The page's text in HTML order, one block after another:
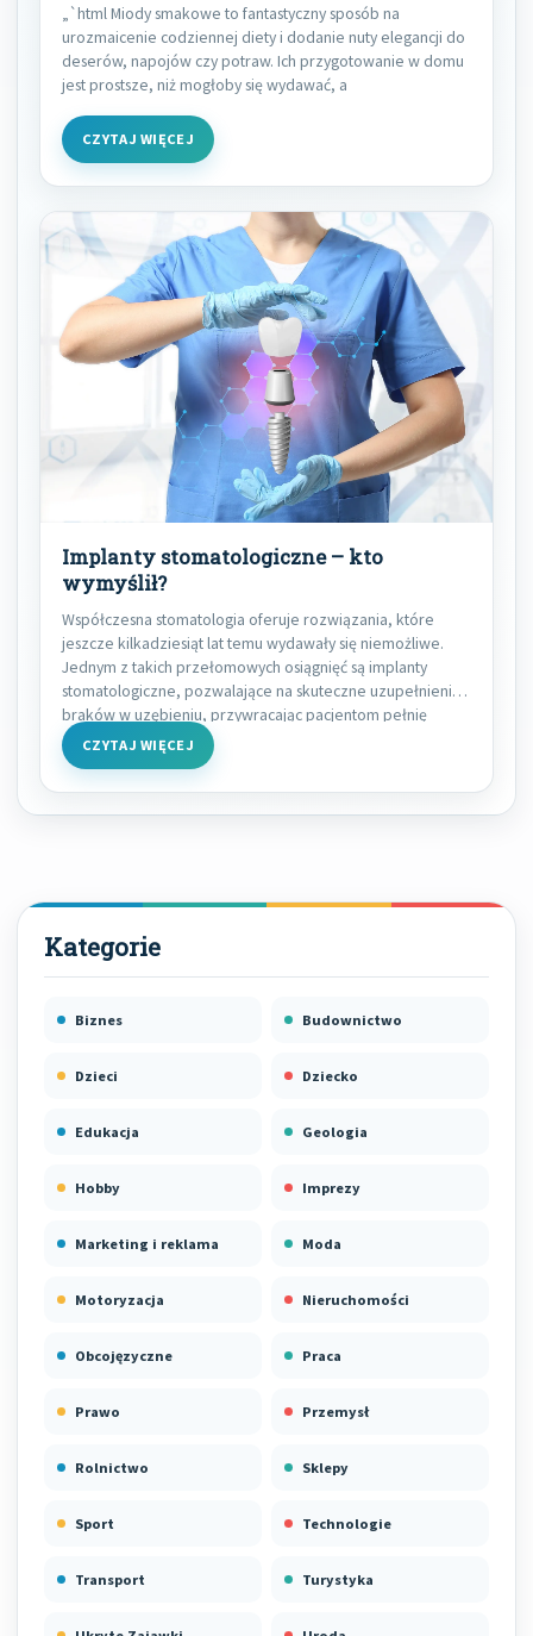
„`html Miody smakowe to fantastyczny sposób na
urozmaicenie codziennej diety i dodanie nuty elegancji do
deserów, napojów czy potraw. Ich przygotowanie w domu
jest prostsze, niż mogłoby się wydawać, a
CZYTAJ WIĘCEJ
Implanty stomatologiczne – kto
wymyślił?
Współczesna stomatologia oferuje rozwiązania, które
jeszcze kilkadziesiąt lat temu wydawały się niemożliwe.
Jednym z takich przełomowych osiągnięć są implanty
stomatologiczne, pozwalające na skuteczne uzupełnienie
braków w uzębieniu, przywracając pacjentom pełnię
CZYTAJ WIĘCEJ
Biznes Budownictwo
Dzieci Dziecko
Edukacja Geologia
Hobby Imprezy
Marketing i reklama Moda
Motoryzacja Nieruchomości
Obcojęzyczne Praca
Prawo Przemysł
Rolnictwo Sklepy
Sport Technologie
Transport Turystyka